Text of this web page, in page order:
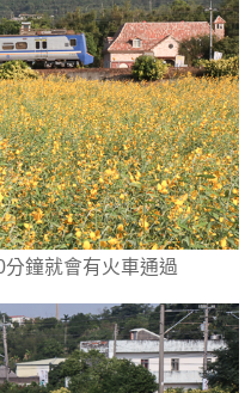
鐘就會有火車通過